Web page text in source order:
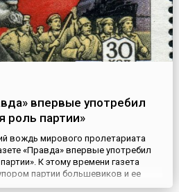
впервые употребил
роль партии»
вождь мирового пролетариата
«Правда» впервые употребил
К этому времени газета
партии большевиков и ее
Речь шла о